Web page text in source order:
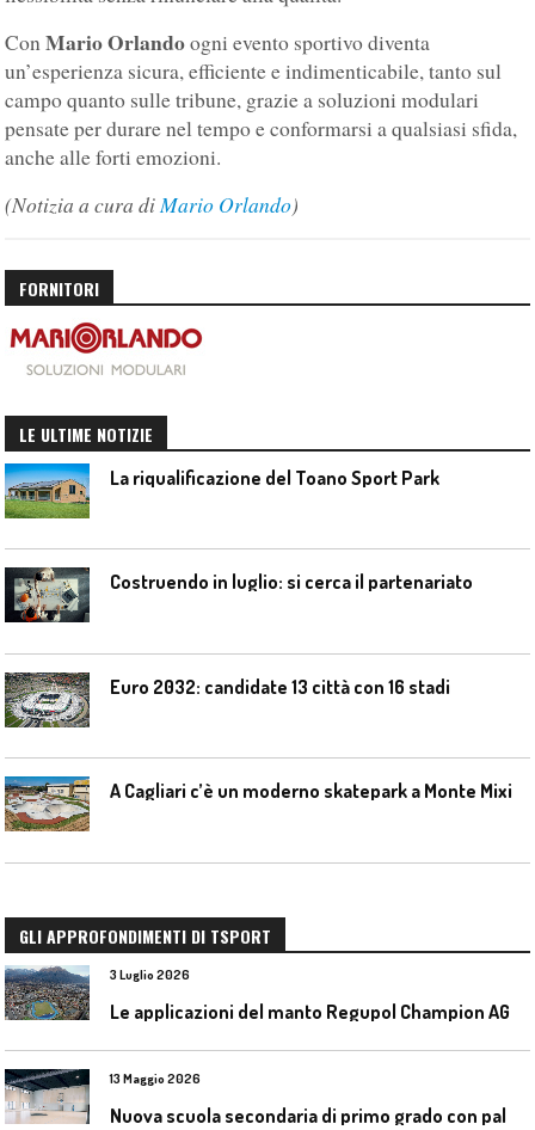
ConMario Orlandoogni evento sportivo diventa
un’esperienza sicura, efficiente e indimenticabile, tanto sul
campo quanto sulle tribune, grazie a soluzioni modulari
pensate per durare nel tempo e conformarsi a qualsiasi sfida,
anche alle forti emozioni.
(Notizia a cura di Mario Orlando)
FORNITORI
LE ULTIME NOTIZIE
La riqualificazione del Toano Sport Park
Costruendo in luglio: si cerca il partenariato
Euro 2032: candidate 13 città con 16 stadi
A Cagliari c’è un moderno skatepark a Monte Mixi
GLI APPROFONDIMENTI DI TSPORT
3 Luglio 2026
13 Maggio 2026